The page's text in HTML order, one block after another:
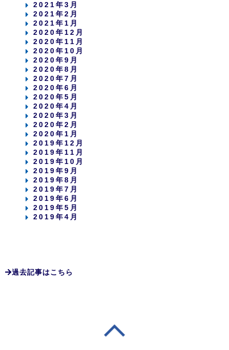
2021年3月
2021年2月
2021年1月
2020年12月
2020年11月
2020年10月
2020年9月
2020年8月
2020年7月
2020年6月
2020年5月
2020年4月
2020年3月
2020年2月
2020年1月
2019年12月
2019年11月
2019年10月
2019年9月
2019年8月
2019年7月
2019年6月
2019年5月
2019年4月
過去記事はこちら